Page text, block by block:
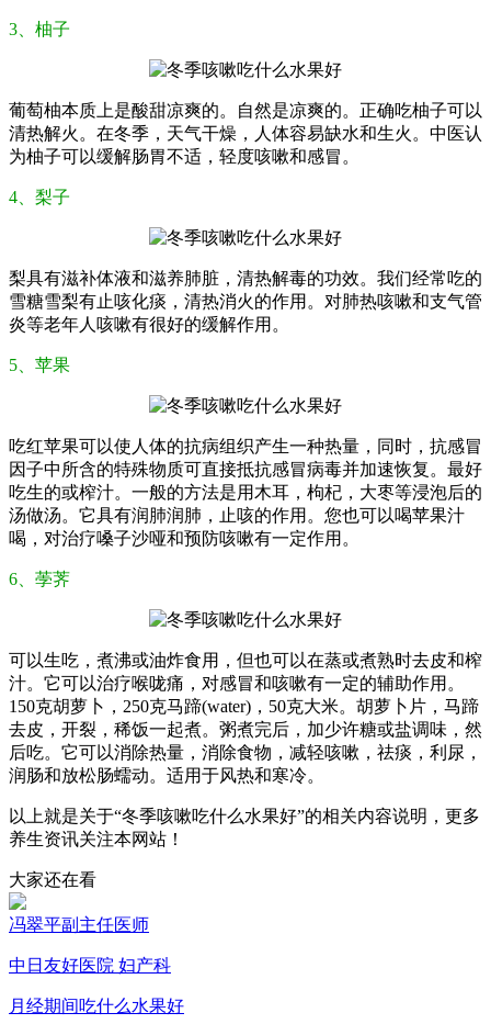
3、柚子
葡萄柚本质上是酸甜凉爽的。自然是凉爽的。正确吃柚子可以
清热解火。在冬季，天气干燥，人体容易缺水和生火。中医认
为柚子可以缓解肠胃不适，轻度咳嗽和感冒。
4、梨子
梨具有滋补体液和滋养肺脏，清热解毒的功效。我们经常吃的
雪糖雪梨有止咳化痰，清热消火的作用。对肺热咳嗽和支气管
炎等老年人咳嗽有很好的缓解作用。
5、苹果
吃红苹果可以使人体的抗病组织产生一种热量，同时，抗感冒
因子中所含的特殊物质可直接抵抗感冒病毒并加速恢复。最好
吃生的或榨汁。一般的方法是用木耳，枸杞，大枣等浸泡后的
汤做汤。它具有润肺润肺，止咳的作用。您也可以喝苹果汁
喝，对治疗嗓子沙哑和预防咳嗽有一定作用。
6、荸荠
可以生吃，煮沸或油炸食用，但也可以在蒸或煮熟时去皮和榨
汁。它可以治疗喉咙痛，对感冒和咳嗽有一定的辅助作用。
150克胡萝卜，250克马蹄(water)，50克大米。胡萝卜片，马蹄
去皮，开裂，稀饭一起煮。粥煮完后，加少许糖或盐调味，然
后吃。它可以消除热量，消除食物，减轻咳嗽，祛痰，利尿，
润肠和放松肠蠕动。适用于风热和寒冷。
以上就是关于“冬季咳嗽吃什么水果好”的相关内容说明，更多
养生资讯关注本网站！
大家还在看
冯翠平副主任医师
中日友好医院 妇产科
月经期间吃什么水果好